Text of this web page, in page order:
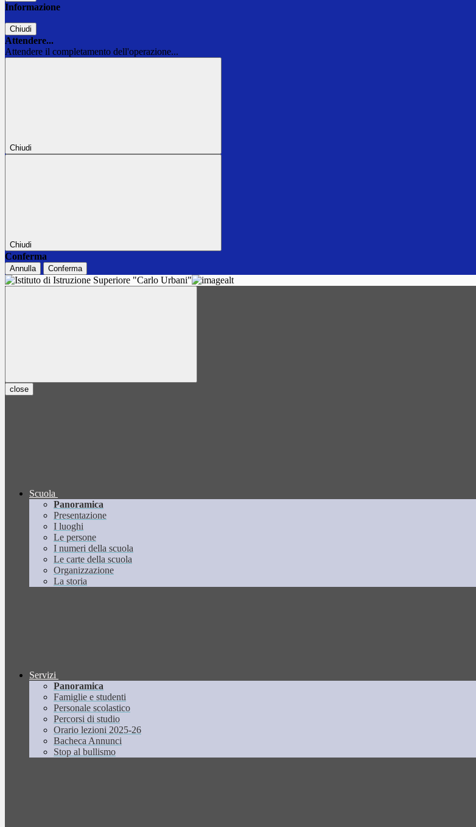
Informazione
Chiudi
Attendere...
Attendere il completamento dell'operazione...
Chiudi
Chiudi
Conferma
Annulla Conferma
close
Scuola
Panoramica
Presentazione
I luoghi
Le persone
I numeri della scuola
Le carte della scuola
Organizzazione
La storia
Servizi
Panoramica
Famiglie e studenti
Personale scolastico
Percorsi di studio
Orario lezioni 2025-26
Bacheca Annunci
Stop al bullismo